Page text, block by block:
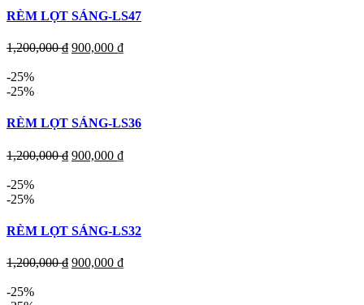
RÈM LỌT SÁNG-LS47
1,200,000₫ 900,000 ₫
-25%
-25%
RÈM LỌT SÁNG-LS36
1,200,000₫ 900,000 ₫
-25%
-25%
RÈM LỌT SÁNG-LS32
1,200,000₫ 900,000 ₫
-25%